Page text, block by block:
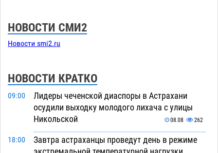
НОВОСТИ СМИ2
Новости smi2.ru
НОВОСТИ КРАТКО
09:00
Лидеры чеченской диаспоры в Астрахани
осудили выходку молодого лихача с улицы
Никольской
08.08 262
18:00
Завтра астраханцы проведут день в режиме